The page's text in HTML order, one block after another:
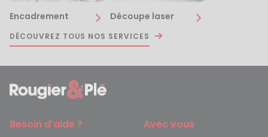
Encadrement Découpe laser
DÉCOUVREZ TOUS NOS SERVICES
Besoin d’aide ? Avec vous